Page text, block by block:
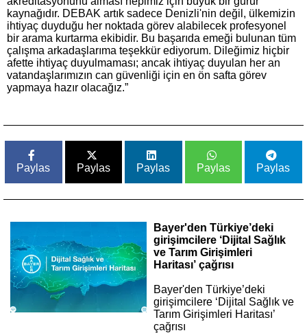
kaynağıdır. DEBAK artık sadece Denizli'nin değil, ülkemizin
ihtiyaç duyduğu her noktada görev alabilecek profesyonel
bir arama kurtarma ekibidir. Bu başarıda emeği bulunan tüm
çalışma arkadaşlarıma teşekkür ediyorum. Dileğimiz hiçbir
afette ihtiyaç duyulmaması; ancak ihtiyaç duyulan her an
vatandaşlarımızın can güvenliği için en ön safta görev
yapmaya hazır olacağız.”
Paylas Paylas Paylas Paylas Paylas
Bayer'den Türkiye’deki
girişimcilere ‘Dijital Sağlık
ve Tarım Girişimleri
Haritası’ çağrısı
Bayer'den Türkiye’deki
girişimcilere ‘Dijital Sağlık ve
Tarım Girişimleri Haritası’
çağrısı